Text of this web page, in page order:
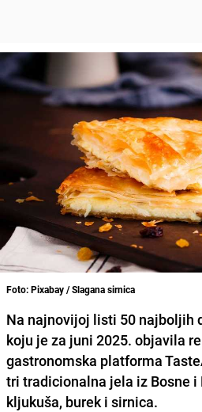
Foto: Pixabay / Slagana sirnica
Na najnovijoj listi 50 najboljih
koju je za juni 2025. objavila
gastronomska platforma
tri tradicionalna jela iz Bosne i
kljukuša, burek i sirnica.